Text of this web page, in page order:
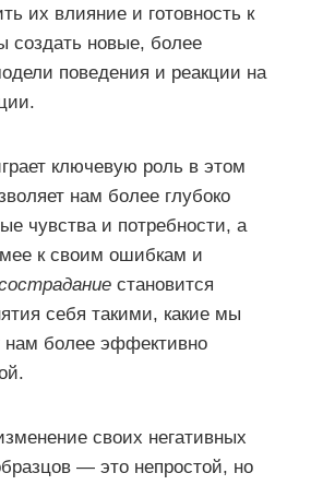
их влияние и готовность к
создать новые, более
поведения и реакции на
ключевую роль в этом
нам более глубоко
чувства и потребности, а
к своим ошибкам и
становится
себя такими, какие мы
нам более эффективно
своих негативных
— это непростой, но